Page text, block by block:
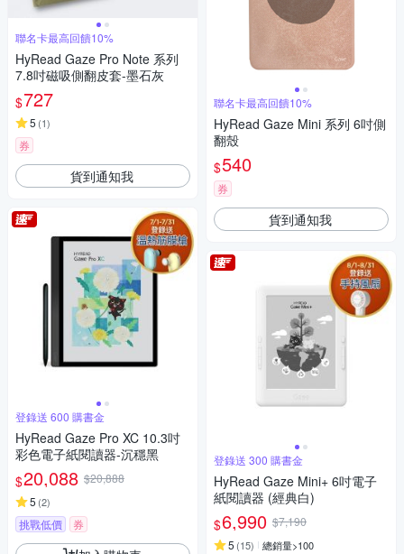
聯名卡最高回饋10%
HyRead Gaze Pro Note 系列
7.8吋磁吸側翻皮套-墨石灰
$727
5 (1)
券
貨到通知我
登錄送 600 購書金
HyRead Gaze Pro XC 10.3吋
彩色電子紙閱讀器-沉穩黑
$20,088 $20,888
5 (2)
挑戰低價 券
聯名卡最高回饋10%
HyRead Gaze Mini 系列 6吋側
翻殼
$540
券
貨到通知我
登錄送 300 購書金
HyRead Gaze Mini+ 6吋電子
紙閱讀器 (經典白)
$6,990 $7,190
5 (15) 總銷量>100